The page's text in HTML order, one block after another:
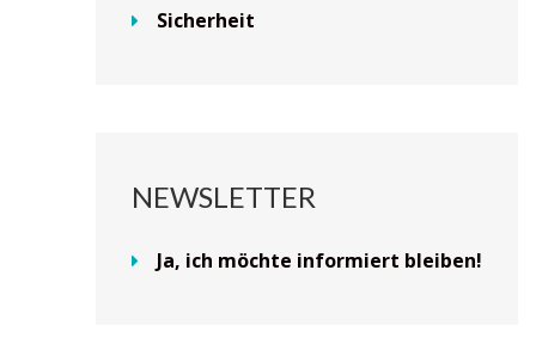
Sicherheit
NEWSLETTER
Ja, ich möchte informiert bleiben!